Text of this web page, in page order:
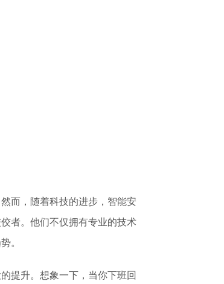
而，随着科技的进步，智能安
者。他们不仅拥有专业的技术
。
提升。想象一下，当你下班回